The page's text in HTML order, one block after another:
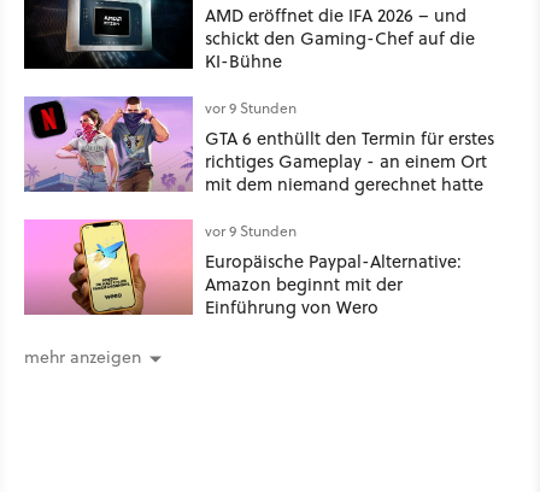
AMD eröffnet die IFA 2026 – und
schickt den Gaming-Chef auf die
KI-Bühne
vor 9 Stunden
GTA 6 enthüllt den Termin für erstes
richtiges Gameplay - an einem Ort
mit dem niemand gerechnet hatte
vor 9 Stunden
Europäische Paypal-Alternative:
Amazon beginnt mit der
Einführung von Wero
mehr anzeigen